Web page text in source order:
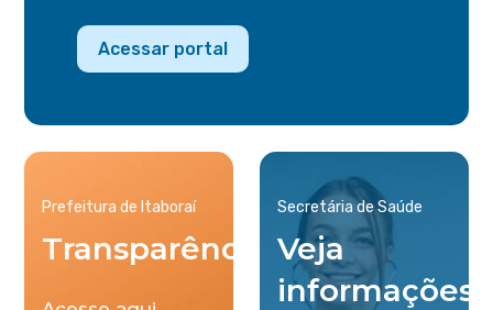
Acessar portal
Prefeitura de Itaboraí
Transparência
Secretária de Saúde
Veja
informações